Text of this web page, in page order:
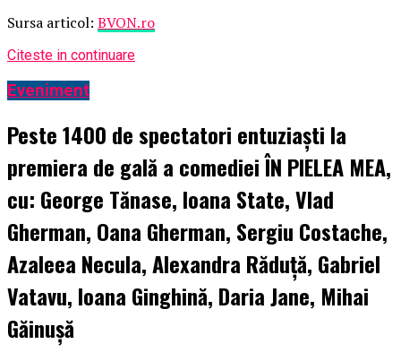
Sursa articol: BVON.ro
Citeste in continuare
Eveniment
Peste 1400 de spectatori entuziaști la
premiera de gală a comediei ÎN PIELEA MEA,
cu: George Tănase, Ioana State, Vlad
Gherman, Oana Gherman, Sergiu Costache,
Azaleea Necula, Alexandra Răduță, Gabriel
Vatavu, Ioana Ginghină, Daria Jane, Mihai
Găinușă